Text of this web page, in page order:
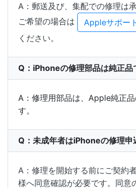
A：郵送及び、集配での修理は
ご希望の場合は
Appleサポー
ください。
Q：iPhoneの修理部品は純正品
A：修理用部品は、Apple純正
す。
Q：未成年者はiPhoneの修理申
A：修理を開始する前にご契約
様へ同意確認が必要です。同意